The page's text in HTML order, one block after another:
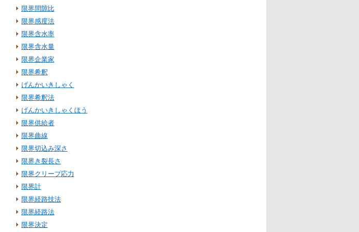
限界間隙比
限界感度法
限界含水率
限界含水量
限界企業家
限界希釈
げんかいきしゃく
限界希釈法
げんかいきしゃくほう
限界供給者
限界曲線
限界切込み深さ
限界き裂長さ
限界クリープ応力
限界計
限界経路技法
限界経路法
限界決定